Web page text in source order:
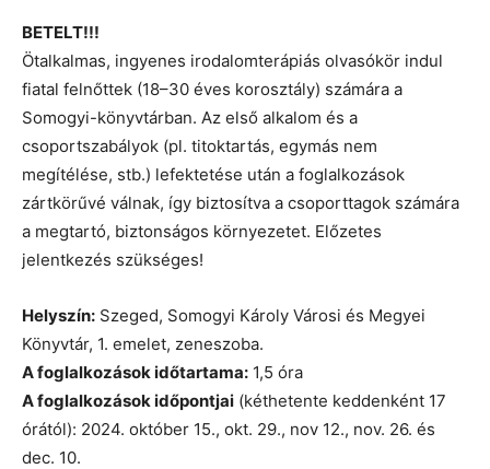
BETELT!!!
Ötalkalmas, ingyenes irodalomterápiás olvasókör indul
fiatal felnőttek (18–30 éves korosztály) számára a
Somogyi-könyvtárban. Az első alkalom és a
csoportszabályok (pl. titoktartás, egymás nem
megítélése, stb.) lefektetése után a foglalkozások
zártkörűvé válnak, így biztosítva a csoporttagok számára
a megtartó, biztonságos környezetet. Előzetes
jelentkezés szükséges!
Helyszín: Szeged, Somogyi Károly Városi és Megyei
Könyvtár, 1. emelet, zeneszoba.
A foglalkozások időtartama: 1,5 óra
A foglalkozások időpontjai (kéthetente keddenként 17
órától): 2024. október 15., okt. 29., nov 12., nov. 26. és
dec. 10.